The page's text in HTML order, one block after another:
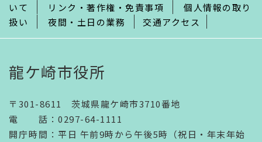
いて
リンク・著作権・免責事項
個人情報の取り
扱い
夜間・土日の業務 交通アクセス
龍ケ崎市役所
〒301-8611 茨城県龍ケ崎市3710番地
電話 ： 0297-64-1111
開庁時間 ： 平日 午前9時から午後5時（祝日・年末年始